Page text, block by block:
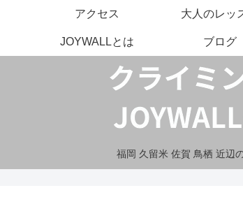
福岡 久留米 佐賀 鳥栖 近辺
アクセス 大人のレッ
JOYWALLとは ブログ